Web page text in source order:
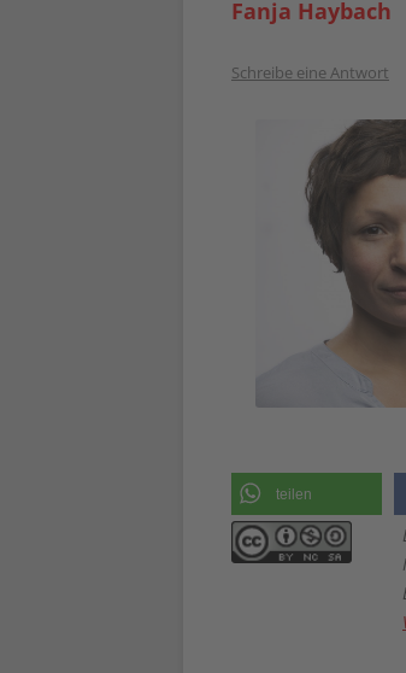
Fanja Haybach
Schreibe eine Antwort
teilen